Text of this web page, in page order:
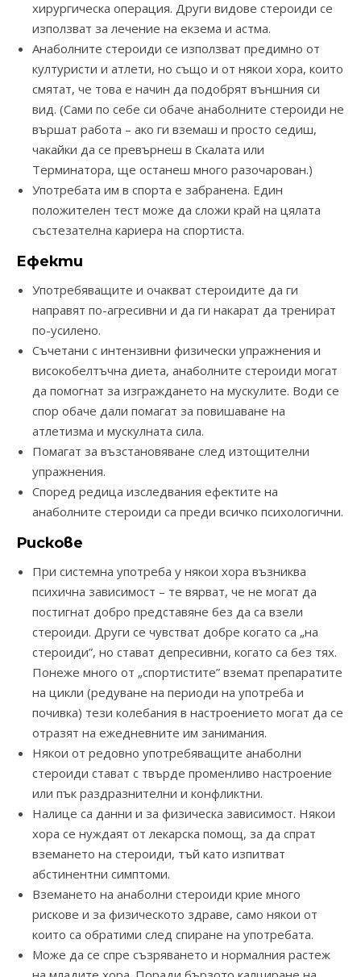
хирургическа операция. Други видове стероиди се
използват за лечение на екзема и астма.
Анаболните стероиди се използват предимно от
културисти и атлети, но също и от някои хора, които
смятат, че това е начин да подобрят външния си
вид. (Сами по себе си обаче анаболните стероиди не
вършат работа – ако ги вземаш и просто седиш,
чакайки да се превърнеш в Скалата или
Терминатора, ще останеш много разочарован.)
Употребата им в спорта е забранена. Един
положителен тест може да сложи край на цялата
състезателна кариера на спортиста.
Ефекти
Употребяващите и очакват стероидите да ги
направят по-агресивни и да ги накарат да тренират
по-усилено.
Съчетани с интензивни физически упражнения и
високобелтъчна диета, анаболните стероиди могат
да помогнат за изграждането на мускулите. Води се
спор обаче дали помагат за повишаване на
атлетизма и мускулната сила.
Помагат за възстановяване след изтощителни
упражнения.
Според редица изследвания ефектите на
анаболните стероиди са преди всичко психологични.
Рискове
При системна употреба у някои хора възниква
психична зависимост – те вярват, че не могат да
постигнат добро представяне без да са взели
стероиди. Други се чувстват добре когато са „на
стероиди”, но стават депресивни, когато са без тях.
Понеже много от „спортистите” вземат препаратите
на цикли (редуване на периоди на употреба и
почивка) тези колебания в настроението могат да се
отразят на ежедневните им занимания.
Някои от редовно употребяващите анаболни
стероиди стават с твърде променливо настроение
или пък раздразнителни и конфликтни.
Налице са данни и за физическа зависимост. Някои
хора се нуждаят от лекарска помощ, за да спрат
вземането на стероиди, тъй като изпитват
абстинентни симптоми.
Вземането на анаболни стероиди крие много
рискове и за физическото здраве, само някои от
които са обратими след спиране на употребата.
Може да се спре съзряването и нормалния растеж